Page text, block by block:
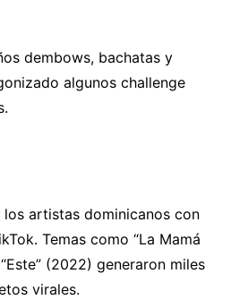
dembows, bachatas y
algunos challenge
artistas dominicanos con
Temas como “La Mamá
(2022) generaron miles
virales.